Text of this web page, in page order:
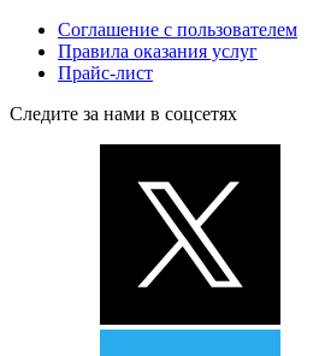
Соглашение с пользователем
Правила оказания услуг
Прайс-лист
Следите за нами в соцсетях